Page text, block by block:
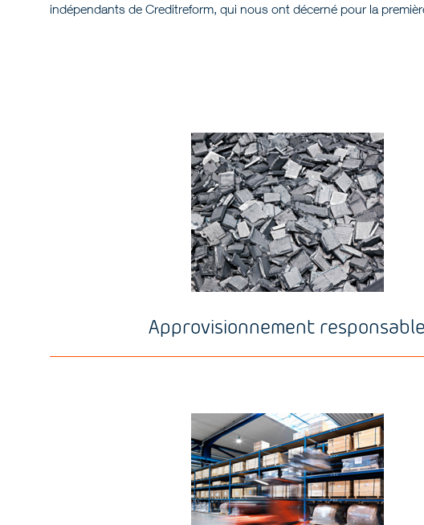
indépendants de Creditreform, qui nous ont décerné pour la
Approvisionnement responsable